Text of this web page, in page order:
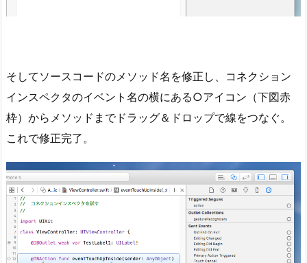
そしてソースコードのメソッド名を修正し、コネクション
インスペクタのイベント名の横にある○アイコン（下図赤
枠）からメソッドまでドラッグ＆ドロップで線をつなぐ。
これで修正完了。